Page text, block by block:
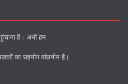
है। अभी हम
का सहयोग वांछनीय है।